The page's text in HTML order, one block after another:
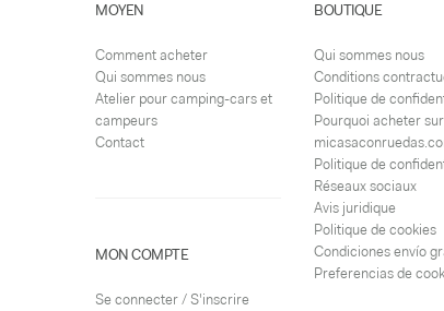
MOYEN
Comment acheter
Qui sommes nous
Atelier pour camping-cars et
campeurs
Contact
MON COMPTE
Se connecter / S'inscrire
BOUTIQUE
Qui sommes nous
Conditions
Politique de
Pourquoi acheter sur
Politique de
Réseaux sociaux
Avis juridique
Politique de cookies
Condiciones envío
Preferencias de